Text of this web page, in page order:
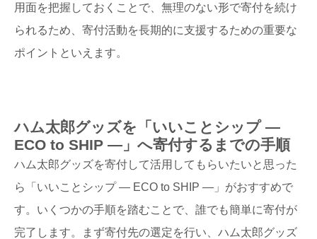
用面を把握しておくことで、無理のない形で寄付を続け
られるため、寄付活動を長期的に支援するための重要な
ポイントといえます。
ハム太郎グッズを「いいことシップ ―
ECO to SHIP ―」へ寄付するまでの手順
ハム太郎グッズを寄付して活用してもらいたいと思った
ら「いいことシップ ― ECO to SHIP ―」がおすすめで
す。いくつかの手順を踏むことで、誰でも簡単に寄付が
完了します。まず寄付先の選定を行い、ハム太郎グッズ